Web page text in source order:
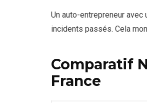
Un auto-entrepreneur
incidents passés. Cela
Comparatif
France